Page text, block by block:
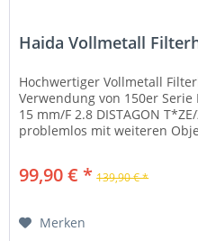
Haida Vollmetall
Hochwertiger Vollmetall
Verwendung von 150er
15 mm/F 2.8 DISTAGON
problemlos mit weiteren
99,90 € * 139,90 € *
Merken